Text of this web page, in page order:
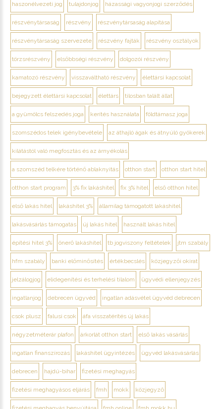
haszonélvezeti jog tulajdonjog házassági vagyonjogi szerződés
részvénytársaság részvény részvénytársaság alapítása
részvénytársaság szervezete részvény fajták részvény osztályok
törzsrészvény elsőbbségi részvény dolgozói részvény
kamatozó részvény visszaváltható részvény élettársi kapcsolat
bejegyzett élettársi kapcsolat élettárs tilosban talált állat
a gyümölcs felszedés joga kerítés használata földtámasz joga
szomszédos telek igénybevétele az áthajló ágak és átnyúló gyökerek
kilátástól való megfosztás és az árnyékolás
a szomszéd telkére történő ablaknyitás otthon start otthon start hitel
otthon start program 3% fix lakáshitel fix 3% hitel első otthon hitel
első lakás hitel lakáshitel 3% államilag támogatott lakáshitel
lakásvásárlás támogatás új lakás hitel használt lakás hitel
építési hitel 3% önerő lakáshitel tb jogviszony feltételek jtm szabály
hfm szabály banki előminősítés értékbecslés közjegyzői okirat
jelzálogjog elidegenítési és terhelési tilalom ügyvédi ellenjegyzés
ingatlanjog debrecen ügyvéd ingatlan adásvétel ügyvéd debrecen
csok plusz falusi csok áfa visszatérítés új lakás
négyzetméterár plafon árkorlát otthon start első lakás vásárlás
ingatlan finanszírozás lakáshitel ügyintézés ügyvéd lakásvásárlás
debrecen hajdú-bihar fizetési meghagyás
fizetési meghagyásos eljárás fmh mokk közjegyző